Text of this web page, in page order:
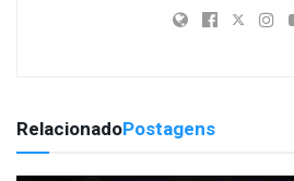
RelacionadoPostagens